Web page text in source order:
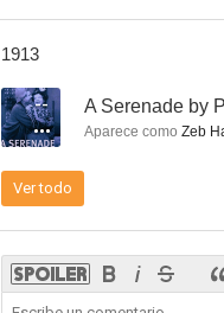
1913
-- A Serenade by
Aparece como Zeb
Ver todo